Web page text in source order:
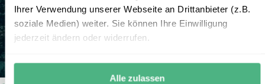
Ihrer Verwendung unserer Webseite an Drittanbieter (z.B.
soziale Medien) weiter. Sie können Ihre Einwilligung
jederzeit ändern oder widerrufen.
Alle zulassen